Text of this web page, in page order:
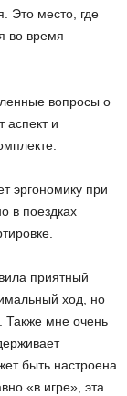
Это место, где
во время
вопросы о
аспект и
эргономику при
в поездках
приятный
ход, но
Также мне очень
быть настроена
«в игре», эта